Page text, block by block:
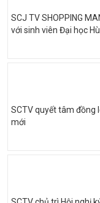
SCJ TV SHOPPING
với sinh viên Đại học
SCTV quyết tâm đồng
mới